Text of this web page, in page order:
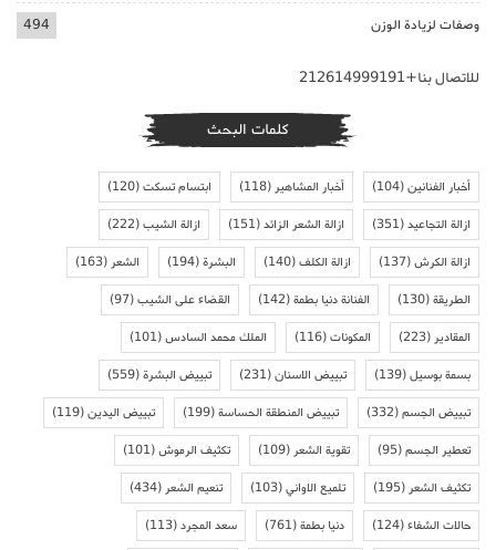
وصفات لزيادة الوزن 494
للاتصال بنا+212614999191
كلمات البحث
أخبار الفنانين(104) أخبار المشاهير(118) ابتسام تسكت(120)
ازالة التجاعيد(351) ازالة الشعر الزائد(151) ازالة الشيب(222)
ازالة الكرش(137) ازالة الكلف(140) البشرة(194) الشعر(163)
الطريقة(130) الفنانة دنيا بطمة(142) القضاء على الشيب(97)
المقادير(223) المكونات(116) الملك محمد السادس(101)
بسمة بوسيل(139) تبييض الاسنان(231) تبييض البشرة(559)
تبييض الجسم(332) تبييض المنطقة الحساسة(199) تبييض اليدين(119)
تعطير الجسم(95) تقوية الشعر(109) تكثيف الرموش(101)
تكثيف الشعر(195) تلميع الاواني(103) تنعيم الشعر(434)
حالات الشفاء(124) دنيا بطمة(761) سعد المجرد(113)